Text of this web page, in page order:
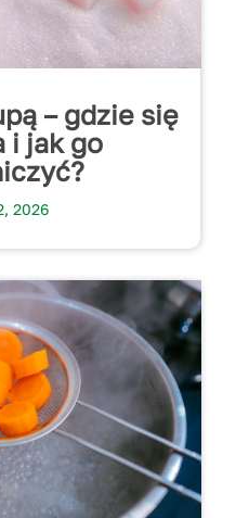
– gdzie się
i jak go
2026